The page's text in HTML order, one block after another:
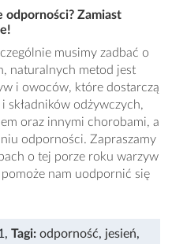
odporności? Zamiast
musimy zadbać o
naturalnych metod jest
i owoców, które dostarczą
składników odżywczych,
oraz innymi chorobami, a
odporności. Zapraszamy
o tej porze roku warzyw
nam uodpornić się
, Tagi: odporność, jesień,